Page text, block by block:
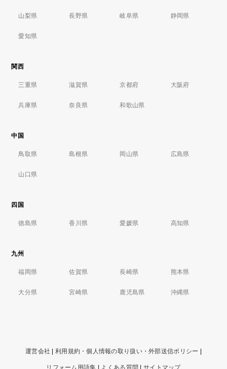
山梨県 長野県 岐阜県 静岡県
愛知県
関西
三重県 滋賀県 京都府 大阪府
兵庫県 奈良県 和歌山県
中国
鳥取県 島根県 岡山県 広島県
山口県
四国
徳島県 香川県 愛媛県 高知県
九州
福岡県 佐賀県 長崎県 熊本県
大分県 宮崎県 鹿児島県 沖縄県
運営会社 利用規約・個人情報の取り扱い・外部送信ポリシー
リフォーム用語集 よくある質問 サイトマップ